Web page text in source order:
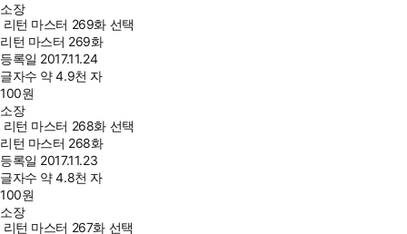
소장
리턴 마스터 269화 선택
리턴 마스터 269화
등록일 2017.11.24
글자수 약 4.9천 자
100원
소장
리턴 마스터 268화 선택
리턴 마스터 268화
등록일 2017.11.23
글자수 약 4.8천 자
100원
소장
리턴 마스터 267화 선택